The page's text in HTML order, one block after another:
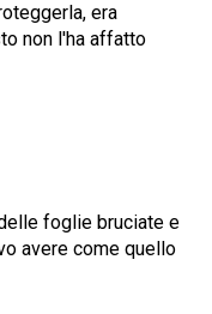
era
non l'ha affatto
foglie bruciate e
avere come quello